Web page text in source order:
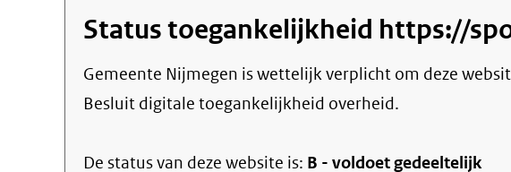
Status toegankelijkheid https://
Gemeente Nijmegen is wettelijk verplicht om deze
Besluit digitale toegankelijkheid overheid.
De status van deze website is: B - voldoet gedeeltelijk